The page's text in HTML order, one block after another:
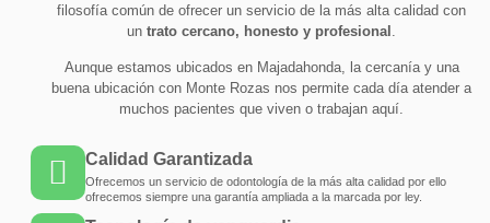
filosofía común de ofrecer un servicio de la más alta calidad con
un trato cercano, honesto y profesional
Aunque estamos ubicados en Majadahonda, la cercanía y una
buena ubicación con Monte Rozas nos permite cada día atender a
muchos pacientes que viven o trabajan aquí.
Calidad Garantizada
Ofrecemos un servicio de odontología de la más alta calidad por ello
ofrecemos siempre una garantía ampliada a la marcada por ley.